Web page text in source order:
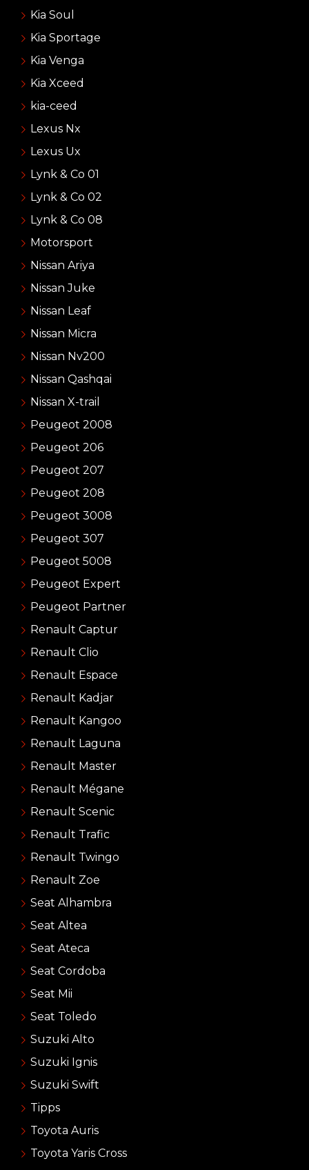
Kia Soul
Kia Sportage
Kia Venga
Kia Xceed
kia-ceed
Lexus Nx
Lexus Ux
Lynk & Co 01
Lynk & Co 02
Lynk & Co 08
Motorsport
Nissan Ariya
Nissan Juke
Nissan Leaf
Nissan Micra
Nissan Nv200
Nissan Qashqai
Nissan X-trail
Peugeot 2008
Peugeot 206
Peugeot 207
Peugeot 208
Peugeot 3008
Peugeot 307
Peugeot 5008
Peugeot Expert
Peugeot Partner
Renault Captur
Renault Clio
Renault Espace
Renault Kadjar
Renault Kangoo
Renault Laguna
Renault Master
Renault Mégane
Renault Scenic
Renault Trafic
Renault Twingo
Renault Zoe
Seat Alhambra
Seat Altea
Seat Ateca
Seat Cordoba
Seat Mii
Seat Toledo
Suzuki Alto
Suzuki Ignis
Suzuki Swift
Tipps
Toyota Auris
Toyota Yaris Cross